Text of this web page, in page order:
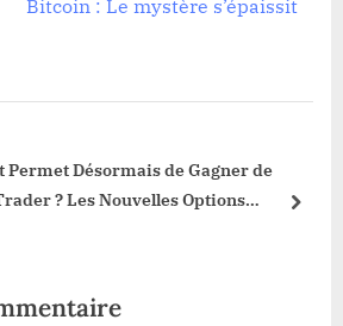
Bitcoin : Le mystère s’épaissit
Permet Désormais de Gagner de
? Les Nouvelles Options
next